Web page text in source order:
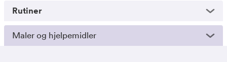
Rutiner
Maler og hjelpemidler